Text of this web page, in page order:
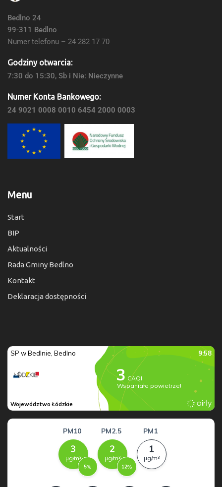
Bedlno 24
99-311 Bedlno
Numer telefonu – 24 282 17 70
Godziny otwarcia:
7:30 do 15:30, Sb i Nie: Nieczynne
Numer Konta Bankowego:
24 9021 0008 0010 6454 2000 0003
Menu
Start
BIP
Aktualności
Rada Gminy Bedlno
Kontakt
Deklaracja dostępności